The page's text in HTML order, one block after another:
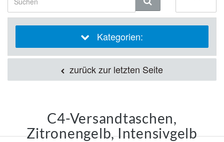
Kategorien:
zurück zur letzten Seite
C4-Versandtaschen,
Zitronengelb, Intensivgelb